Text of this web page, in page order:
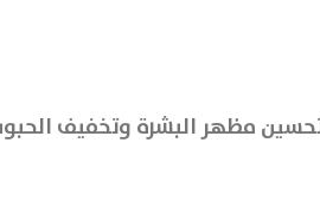
مظهر البشرة وتخفيف